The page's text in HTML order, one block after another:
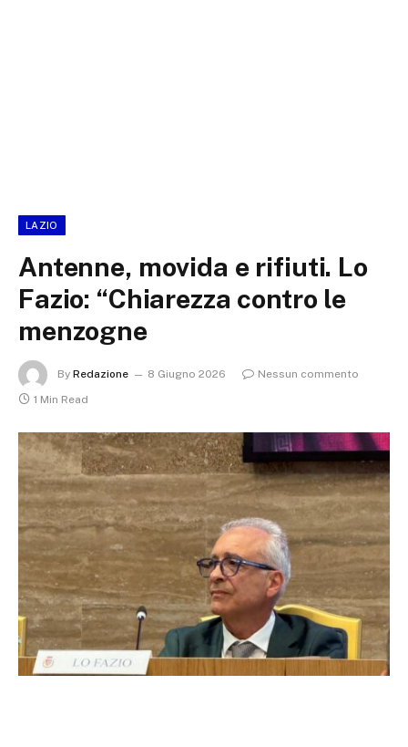
LAZIO
Antenne, movida e rifiuti. Lo
Fazio: “Chiarezza contro le
menzogne
By Redazione 8 Giugno 2026
Nessun commento
1 Min Read